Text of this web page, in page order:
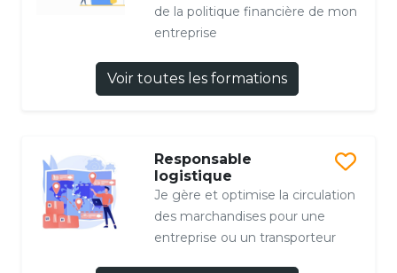
de la politique financière de mon
entreprise
Voir toutes les formations
Responsable
logistique
Je gère et optimise la circulation
des marchandises pour une
entreprise ou un transporteur